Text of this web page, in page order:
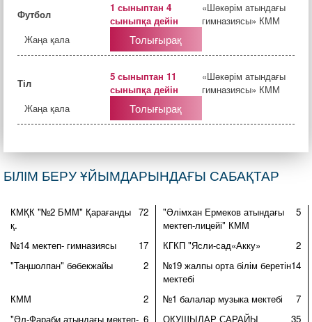
Футбол
1 сыныптан 4
сыныпқа дейін
«Шәкәрім атындағы
гимназиясы» КММ
Жаңа қала
Толығырақ
Тіл
5 сыныптан 11
сыныпқа дейін
«Шәкәрім атындағы
гимназиясы» КММ
Жаңа қала
Толығырақ
БІЛІМ БЕРУ ҰЙЫМДАРЫНДАҒЫ САБАҚТАР
КМҚК "№2 БММ" Қарағанды
қ.
72
"Әлімхан Ермеков атындағы
мектеп-лицейі" КММ
5
№14 мектеп- гимназиясы 17 КГКП "Ясли-сад«Акку»
2
"Таңшолпан" бөбекжайы
2
№19 жалпы орта білім беретін
мектебі
14
КММ 2 №1 балалар музыка мектебі
7
"Әл-Фараби атындағы мектеп- 6 ОҚУШЫЛАР САРАЙЫ 35